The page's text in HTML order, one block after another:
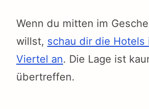
Wenn du mitten im
willst, schau dir die Hotels
Viertel an. Die Lage ist
übertreffen.